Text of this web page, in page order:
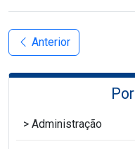
Anterior
Administração